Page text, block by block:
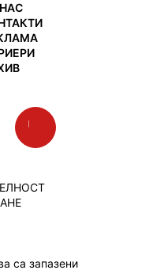
са запазени